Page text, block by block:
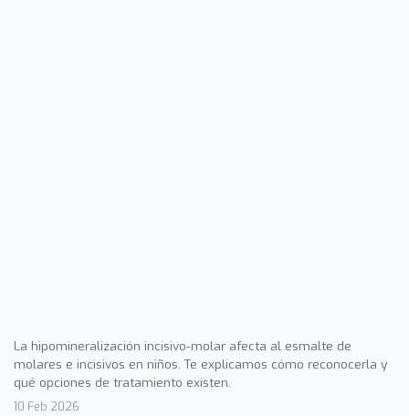
La hipomineralización incisivo-molar afecta al esmalte de
molares e incisivos en niños. Te explicamos cómo reconocerla y
qué opciones de tratamiento existen.
10 Feb 2026